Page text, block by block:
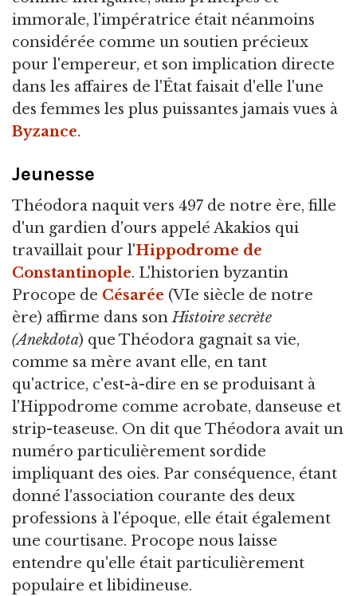
immorale, l'impératrice était néanmoins
considérée comme un soutien précieux
pour l'empereur, et son implication directe
dans les affaires de l'État faisait d'elle l'une
des femmes les plus puissantes jamais vues à
Byzance.
Jeunesse
Théodora naquit vers 497 de notre ère, fille
d'un gardien d'ours appelé Akakios qui
travaillait pour l'Hippodrome de
Constantinople. L'historien byzantin
Procope de Césarée (VIe siècle de notre
ère) affirme dans sonHistoire secrète
(Anekdota) que Théodora gagnait sa vie,
comme sa mère avant elle, en tant
qu'actrice, c'est-à-dire en se produisant à
l'Hippodrome comme acrobate, danseuse et
strip-teaseuse. On dit que Théodora avait un
numéro particulièrement sordide
impliquant des oies. Par conséquence, étant
donné l'association courante des deux
professions à l'époque, elle était également
une courtisane. Procope nous laisse
entendre qu'elle était particulièrement
populaire et libidineuse.